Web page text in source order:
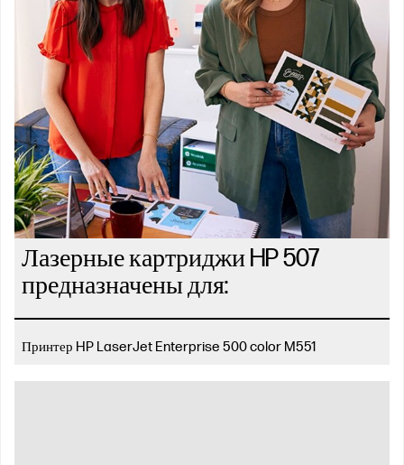
Лазерные картриджи HP 507
предназначены для:
Принтер HP LaserJet Enterprise 500 color M551